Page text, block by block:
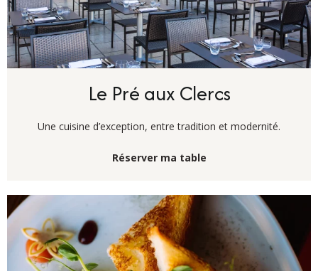
Le Pré aux Clercs
Une cuisine d’exception, entre tradition et modernité.
Réserver ma table